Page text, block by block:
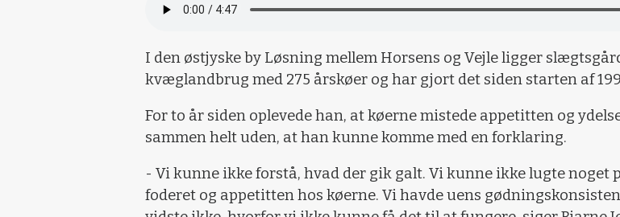
I den østjyske by Løsning mellem Horsens og Vejle ligger
kvæglandbrug med 275 årskøer og har gjort det siden starten af
For to år siden oplevede han, at køerne mistede appetitten og
sammen helt uden, at han kunne komme med en forklaring.
- Vi kunne ikke forstå, hvad der gik galt. Vi kunne ikke lugte noget
foderet og appetitten hos køerne. Vi havde uens